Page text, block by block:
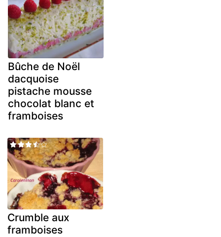
Bûche de Noël
dacquoise
pistache mousse
chocolat blanc et
framboises
Crumble aux
framboises